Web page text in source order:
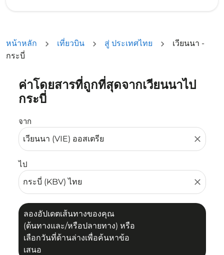
หน้าหลัก เที่ยวบิน สู่ ประเทศไทย
เวียนนา -
กระบี่
ค่าโดยสารที่ถูกที่สุดจากเวียนนาไป
กระบี่
จาก
close
ไป
close
ลองอัปเดตเส้นทางของคุณ
(ต้นทางและ/หรือปลายทาง) หรือ
เลือกวันที่ด้านล่างเพื่อค้นหาข้อ
เสนอ
ลองอัปเดตเส้นทางของคุณ (ต้นทางและ/หรือปลายทาง) หรื